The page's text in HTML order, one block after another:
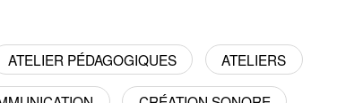
ATELIER PÉDAGOGIQUES ATELIERS